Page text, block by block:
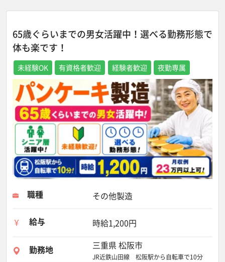
65歳ぐらいまでの男女活躍中！選べる勤務形態で
体も楽です！
未経験OK 有資格者歓迎 経験者歓迎 夜勤専属
職種 その他製造
給与 時給1,200円
勤務地 三重県 松阪市
JR近鉄山田線 松阪駅から自転車で10分